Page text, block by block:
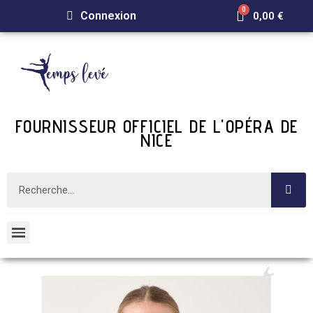
Connexion 0,00 €
FOURNISSEUR OFFICIEL DE L'OPÉRA DE
NICE